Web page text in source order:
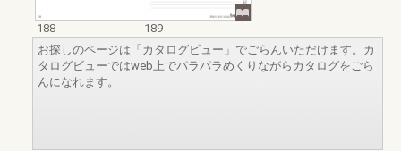
188
189
お探しのページは「カタログビュー」でごらんいただけます。カ
タログビューではweb上でパラパラめくりながらカタログをごら
んになれます。